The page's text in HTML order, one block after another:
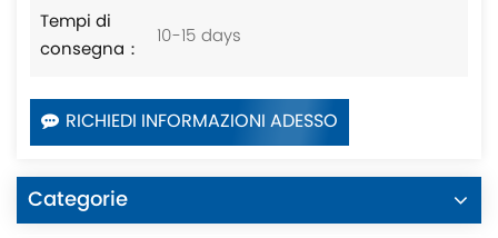
Tempi di
consegna：
10-15 days
RICHIEDI INFORMAZIONI ADESSO
Categorie